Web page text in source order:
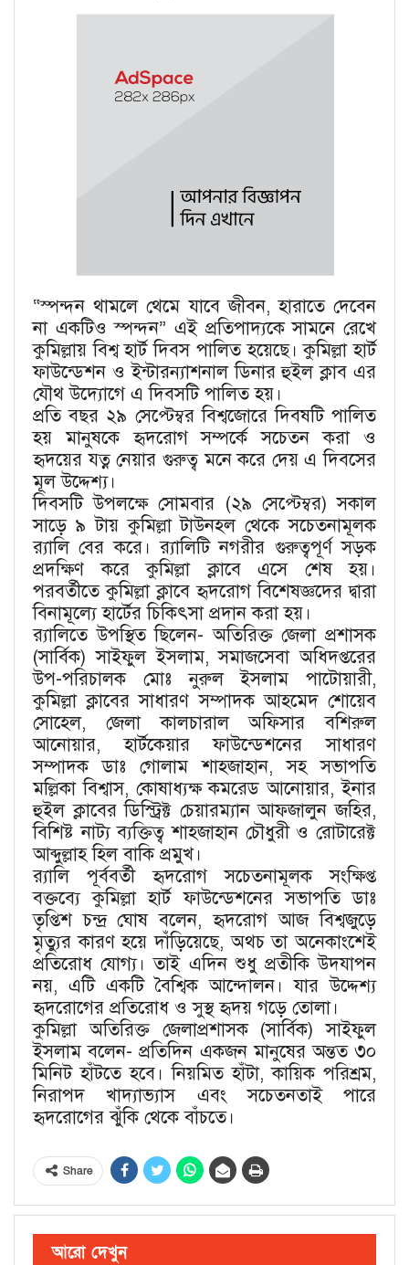
“স্পন্দন থামলে থেমে যাবে জীবন, হারাতে দেবেন
না একটিও স্পন্দন” এই প্রতিপাদ্যকে সামনে রেখে
কুমিল্লায় বিশ্ব হার্ট দিবস পালিত হয়েছে। কুমিল্লা হার্ট
ফাউন্ডেশন ও ইন্টারন্যাশনাল ডিনার হুইল ক্লাব এর
যৌথ উদ্যোগে এ দিবসটি পালিত হয়।
প্রতি বছর ২৯ সেপ্টেম্বর বিশ্বজোরে দিবষটি পালিত
হয় মানুষকে হৃদরোগ সম্পর্কে সচেতন করা ও
হৃদয়ের যত্ন নেয়ার গুরুত্ব মনে করে দেয় এ দিবসের
মূল উদ্দেশ্য।
দিবসটি উপলক্ষে সোমবার (২৯ সেপ্টেম্বর) সকাল
সাড়ে ৯ টায় কুমিল্লা টাউনহল থেকে সচেতনামূলক
র‍্যালি বের করে। ‌র‍্যালিটি নগরীর গুরুত্বপূর্ণ সড়ক
প্রদক্ষিণ করে কুমিল্লা ক্লাবে এসে শেষ হয়।
পরবর্তীতে কুমিল্লা ক্লাবে হৃদরোগ বিশেষজ্ঞদের দ্বারা
বিনামূল্যে হার্টের চিকিৎসা প্রদান করা হয়।
র‍্যালিতে উপস্থিত ছিলেন- অতিরিক্ত জেলা প্রশাসক
(সার্বিক) সাইফুল ইসলাম, সমাজসেবা অধিদপ্তরের
উপ-পরিচালক মোঃ নুরুল ইসলাম পাটোয়ারী,
কুমিল্লা ক্লাবের সাধারণ সম্পাদক আহমেদ শোয়েব
সোহেল, জেলা কালচারাল অফিসার বশিরুল
আনোয়ার, হার্টকেয়ার ফাউন্ডেশনের সাধারণ
সম্পাদক ডাঃ গোলাম শাহজাহান, সহ সভাপতি
মল্লিকা বিশ্বাস, কোষাধ্যক্ষ কমরেড আনোয়ার, ইনার
হুইল ক্লাবের ডিস্ট্রিক্ট চেয়ারম্যান আফজালুন জহির,
বিশিষ্ট নাট্য ব্যক্তিত্ব শাহজাহান চৌধুরী ও রোটারেক্ট
আব্দুল্লাহ হিল বাকি প্রমুখ।
র‍্যালি পূর্ববর্তী হৃদরোগ সচেতনামূলক সংক্ষিপ্ত
বক্তব্যে কুমিল্লা হার্ট ফাউন্ডেশনের সভাপতি ডাঃ
তৃপ্তিশ চন্দ্র ঘোষ বলেন, হৃদরোগ আজ বিশ্বজুড়ে
মৃত্যুর কারণ হয়ে দাঁড়িয়েছে, অথচ তা অনেকাংশেই
প্রতিরোধ যোগ্য। তাই এদিন শুধু প্রতীকি উদযাপন
নয়, এটি একটি বৈশ্বিক আন্দোলন। যার উদ্দেশ্য
হৃদরোগের প্রতিরোধ ও সুস্থ হৃদয় গড়ে তোলা।
কুমিল্লা অতিরিক্ত জেলাপ্রশাসক (সার্বিক) সাইফুল
ইসলাম বলেন- প্রতিদিন একজন মানুষের অন্তত ৩০
মিনিট হাঁটতে হবে। নিয়মিত হাঁটা, কায়িক পরিশ্রম,
নিরাপদ খাদ্যাভ্যাস এবং সচেতনতাই পারে
হৃদরোগের ঝুঁকি থেকে বাঁচতে।
Share
আরো দেখুন